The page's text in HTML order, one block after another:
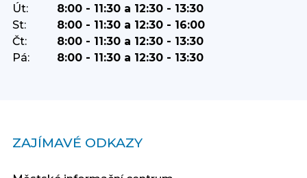
Út:
8:00 - 11:30 a 12:30 - 13:30
St:
8:00 - 11:30 a 12:30 - 16:00
Čt:
8:00 - 11:30 a 12:30 - 13:30
Pá:
8:00 - 11:30 a 12:30 - 13:30
ZAJÍMAVÉ ODKAZY